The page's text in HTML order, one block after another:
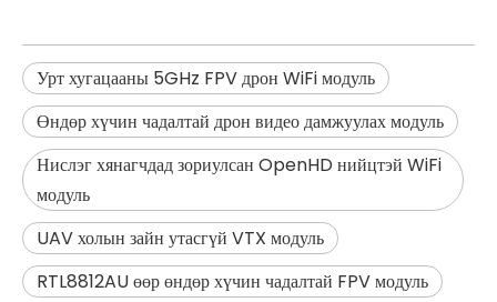
Урт хугацааны 5GHz FPV дрон WiFi модуль
Өндөр хүчин чадалтай дрон видео дамжуулах модуль
Нислэг хянагчдад зориулсан OpenHD нийцтэй WiFi
модуль
UAV холын зайн утасгүй VTX модуль
RTL8812AU өөр өндөр хүчин чадалтай FPV модуль